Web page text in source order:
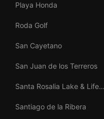
Playa Honda
Roda Golf
San Cayetano
San Juan de los Terreros
Santa Rosalia Lake & Life
Santiago de la Ribera